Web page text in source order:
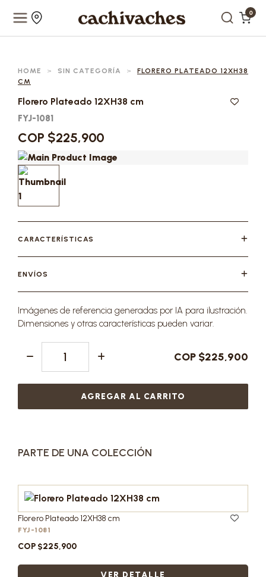
0
HOME > SIN CATEGORÍA >
FLORERO PLATEADO 12XH38
CM
Florero Plateado 12XH38 cm
FYJ-1081
COP $225,900
CARACTERÍSTICAS
ENVÍOS
Imágenes de referencia generadas por IA para ilustración.
Dimensiones y otras características pueden variar.
COP $225,900
AGREGAR AL CARRITO
PARTE DE UNA COLECCIÓN
Florero Plateado 12XH38 cm
FYJ-1081
COP $225,900
VER DETALLE